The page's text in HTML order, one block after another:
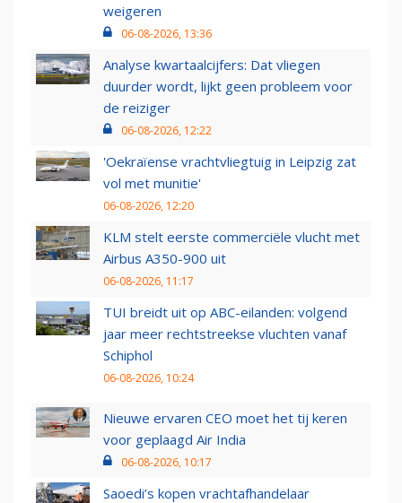
weigeren
06-08-2026, 13:36
Analyse kwartaalcijfers: Dat vliegen
duurder wordt, lijkt geen probleem voor
de reiziger
06-08-2026, 12:22
'Oekraïense vrachtvliegtuig in Leipzig zat
vol met munitie'
06-08-2026, 12:20
KLM stelt eerste commerciële vlucht met
Airbus A350-900 uit
06-08-2026, 11:17
TUI breidt uit op ABC-eilanden: volgend
jaar meer rechtstreekse vluchten vanaf
Schiphol
06-08-2026, 10:24
Nieuwe ervaren CEO moet het tij keren
voor geplaagd Air India
06-08-2026, 10:17
Saoedi’s kopen vrachtafhandelaar